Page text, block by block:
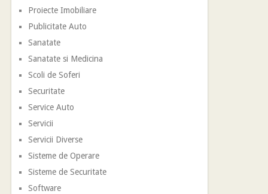
Proiecte Imobiliare
Publicitate Auto
Sanatate
Sanatate si Medicina
Scoli de Soferi
Securitate
Service Auto
Servicii
Servicii Diverse
Sisteme de Operare
Sisteme de Securitate
Software